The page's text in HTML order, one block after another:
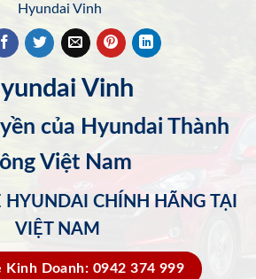
Hyundai Vinh
Vinh
của Hyundai Thành
Việt Nam
HYUNDAI CHÍNH HÃNG TẠI
VIỆT NAM
Kinh Doanh: 0942 374 999